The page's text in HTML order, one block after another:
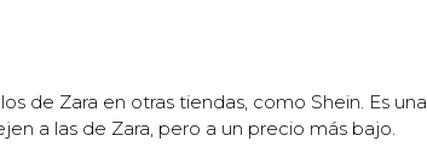
de Zara en otras tiendas, como Shein. Es una
a las de Zara, pero a un precio más bajo.